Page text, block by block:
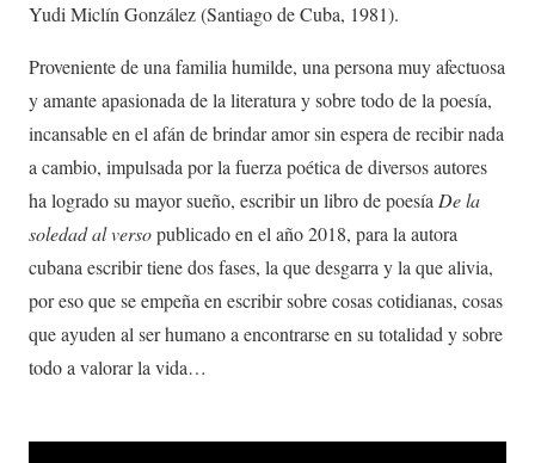
Yudi Miclín González (Santiago de Cuba, 1981).
Proveniente de una familia humilde, una persona muy afectuosa
y amante apasionada de la literatura y sobre todo de la poesía,
incansable en el afán de brindar amor sin espera de recibir nada
a cambio, impulsada por la fuerza poética de diversos autores
ha logrado su mayor sueño, escribir un libro de poesía De la
soledad al versopublicado en el año 2018, para la autora
cubana escribir tiene dos fases, la que desgarra y la que alivia,
por eso que se empeña en escribir sobre cosas cotidianas, cosas
que ayuden al ser humano a encontrarse en su totalidad y sobre
todo a valorar la vida…